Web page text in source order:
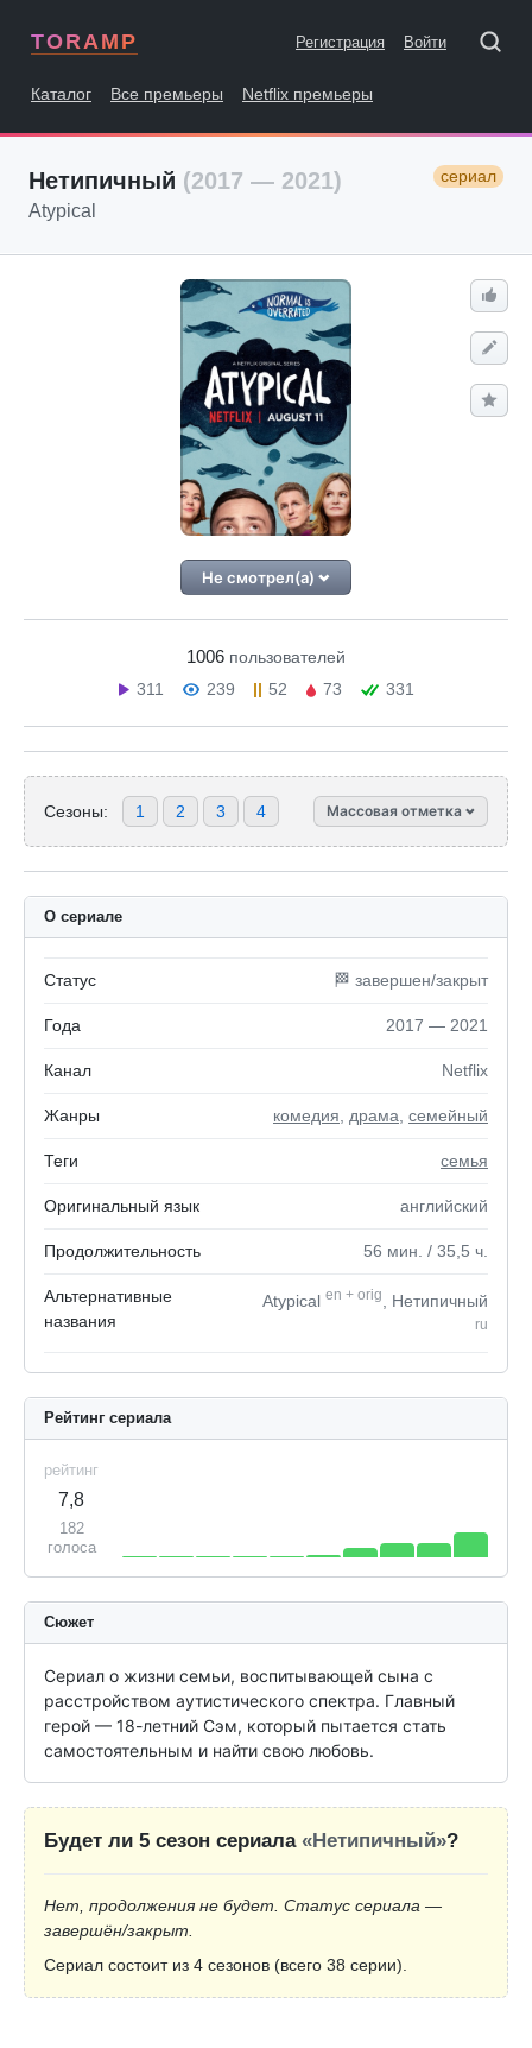
TORAMP Регистрация Войти
Каталог Все премьеры Netflix премьеры
Нетипичный (2017 — 2021) сериал
Atypical
Не смотрел(а)
1006 пользователей
311
239 52 73 331
Сезоны: 1 2 3 4 Массовая отметка
О сериале
Статус 🏁 завершен/закрыт
Года 2017 — 2021
Канал Netflix
Жанры комедия драма семейный
Теги семья
Оригинальный язык английский
Продолжительность 56 мин. / 35,5 ч.
Альтернативные
названия
Atypical en + orig , Нетипичный
ru
Рейтинг сериала
рейтинг
7,8
182
голоса
Сюжет
Сериал о жизни семьи, воспитывающей сына с
расстройством аутистического спектра. Главный
герой — 18-летний Сэм, который пытается стать
самостоятельным и найти свою любовь.
Будет ли 5 сезон сериала «Нетипичный»?
Нет, продолжения не будет. Статус сериала —
завершён/закрыт.
Сериал состоит из 4 сезонов (всего 38 серии).